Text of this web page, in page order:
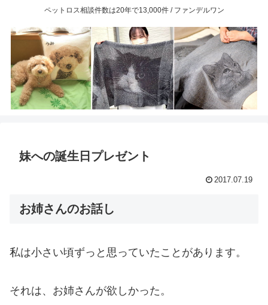
ペットロス相談件数は20年で13,000件 / ファンデルワン
妹への誕生日プレゼント
2017.07.19
お姉さんのお話し
私は小さい頃ずっと思っていたことがあります。
それは、お姉さんが欲しかった。